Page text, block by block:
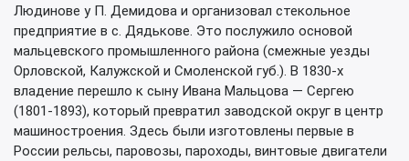
Людинове у П. Демидова и организовал стекольное
предприятие в с. Дядькове. Это послужило основой
мальцевского промышленного района (смежные уезды
Орловской, Калужской и Смоленской губ.). В 1830-х
владение перешло к сыну Ивана Мальцова — Сергею
(1801-1893), который превратил заводской округ в центр
машиностроения. Здесь были изготовлены первые в
России рельсы, паровозы, пароходы, винтовые двигатели